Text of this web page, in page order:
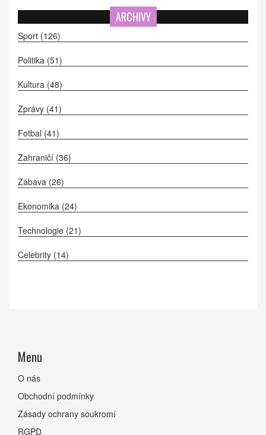
ARCHIVY
Sport (126)
Politika (51)
Kultura (48)
Zprávy (41)
Fotbal (41)
Zahraničí (36)
Zábava (26)
Ekonomika (24)
Technologie (21)
Celebrity (14)
Menu
O nás
Obchodní podmínky
Zásady ochrany soukromí
RGPD